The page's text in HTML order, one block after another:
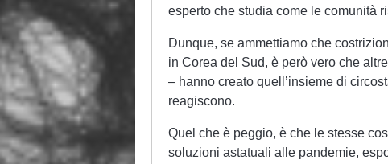
esperto che studia come le comunità
Dunque, se ammettiamo che
in Corea del Sud, è però vero che
– hanno creato quell’insieme di
reagiscono.
Quel che è peggio, è che le stesse
soluzioni astatuali alle pandemie,